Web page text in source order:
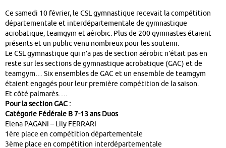
Ce samedi 10 février, le CSL gymnastique recevait la compétition
départementale et interdépartementale de gymnastique
acrobatique, teamgym et aérobic. Plus de 200 gymnastes étaient
présents et un public venu nombreux pour les soutenir.
Le CSL gymnastique qui n’a pas de section aérobic n’était pas en
reste sur les sections de gymnastique acrobatique (GAC) et de
teamgym… Six ensembles de GAC et un ensemble de teamgym
étaient engagés pour leur première compétition de la saison.
Et côté palmarès….
Pour la section GAC :
Catégorie Fédérale B 7-13 ans Duos
Elena PAGANI – Lily FERRARI
1ère place en compétition départementale
3ème place en compétition interdépartementale